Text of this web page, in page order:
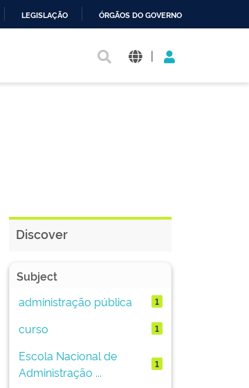
LEGISLAÇÃO ÓRGÃOS DO GOVERNO
|
Discover
Subject
administração pública
1
curso 1
Escola Nacional de
Administração ...
1